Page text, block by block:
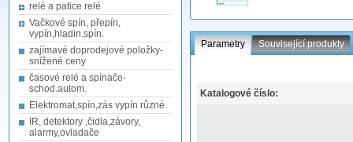
relé a patice relé
Vačkové spín, přepín,
vypín,hladin.spín.
zajímavé doprodejové položky-
snížené ceny
časové relé a spínače-
schod.autom.
Elektromat,spín,zás vypín různé
IR, detektory ,čidla,závory,
alarmy,ovladače
Parametry Související produkty
Katalogové číslo: